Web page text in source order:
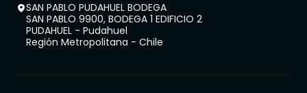
SAN PABLO PUDAHUEL BODEGA
SAN PABLO 9900, BODEGA 1 EDIFICIO 2
PUDAHUEL - Pudahuel
Región Metropolitana - Chile